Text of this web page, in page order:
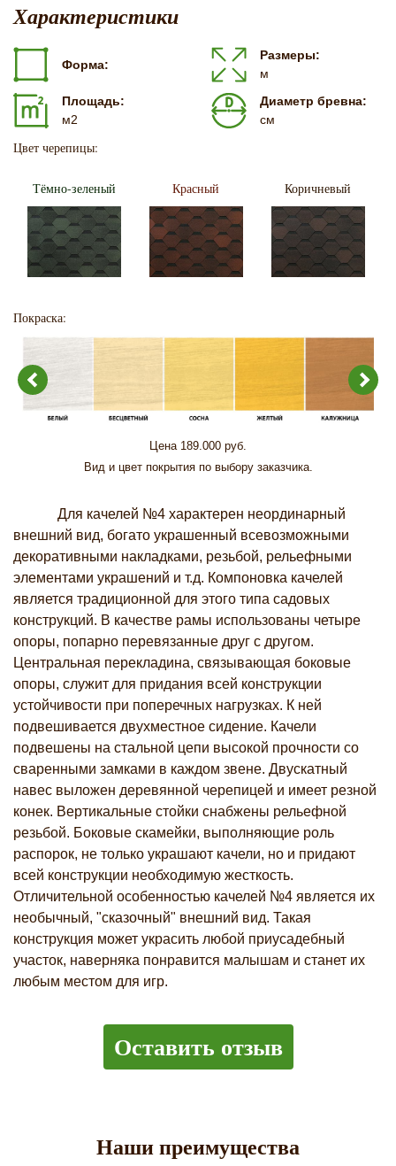
Характеристики
Форма:
Размеры:
м
Площадь:
м2
Диаметр бревна:
см
Цвет черепицы:
Тёмно-зеленый Красный Коричневый
Покраска:
Цена 189.000 руб.
Вид и цвет покрытия по выбору заказчика.
Для качелей №4 характерен неординарный
внешний вид, богато украшенный всевозможными
декоративными накладками, резьбой, рельефными
элементами украшений и т.д. Компоновка качелей
является традиционной для этого типа садовых
конструкций. В качестве рамы использованы четыре
опоры, попарно перевязанные друг с другом.
Центральная перекладина, связывающая боковые
опоры, служит для придания всей конструкции
устойчивости при поперечных нагрузках. К ней
подвешивается двухместное сидение. Качели
подвешены на стальной цепи высокой прочности со
сваренными замками в каждом звене. Двускатный
навес выложен деревянной черепицей и имеет резной
конек. Вертикальные стойки снабжены рельефной
резьбой. Боковые скамейки, выполняющие роль
распорок, не только украшают качели, но и придают
всей конструкции необходимую жесткость.
Отличительной особенностью качелей №4 является их
необычный, "сказочный" внешний вид. Такая
конструкция может украсить любой приусадебный
участок, наверняка понравится малышам и станет их
любым местом для игр.
Оставить отзыв
Наши преимущества